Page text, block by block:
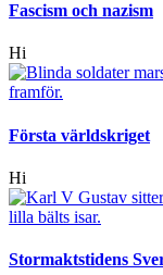
Fascism och nazism
Hi
Första världskriget
Hi
Stormaktstidens